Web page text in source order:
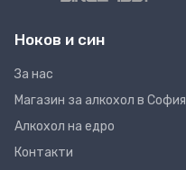
Ноков и син
За нас
Магазин за алкохол в София
Алкохол на едро
Контакти